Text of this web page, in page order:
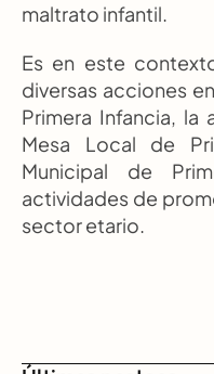
maltrato infantil.
Es en este
diversas acciones
Primera Infancia, la
Mesa Local de
Municipal de
actividades de
sector etario.